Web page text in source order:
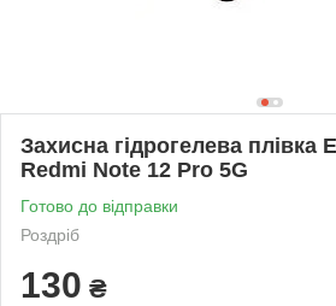
Захисна гідрогелева плівка
Redmi Note 12 Pro 5G
Готово до відправки
Роздріб
130 ₴